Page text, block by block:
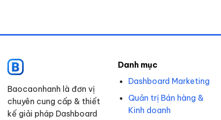
Baocaonhanh là đơn vị
chuyên cung cấp & thiết
kế giải pháp Dashboard
Danh mục
Dashboard Marketing
Quản trị Bán hàng &
Kinh doanh